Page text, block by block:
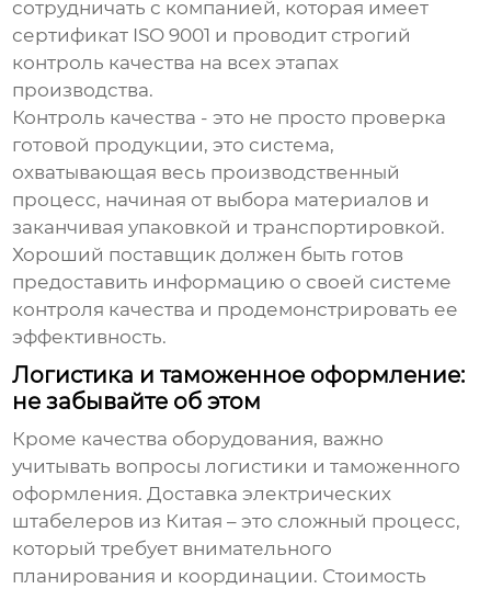
сотрудничать с компанией, которая имеет
сертификат ISO 9001 и проводит строгий
контроль качества на всех этапах
производства.
Контроль качества - это не просто проверка
готовой продукции, это система,
охватывающая весь производственный
процесс, начиная от выбора материалов и
заканчивая упаковкой и транспортировкой.
Хороший поставщик должен быть готов
предоставить информацию о своей системе
контроля качества и продемонстрировать ее
эффективность.
Логистика и таможенное оформление:
не забывайте об этом
Кроме качества оборудования, важно
учитывать вопросы логистики и таможенного
оформления. Доставкаэлектрических
штабелеров из Китая – это сложный процесс,
который требует внимательного
планирования и координации. Стоимость